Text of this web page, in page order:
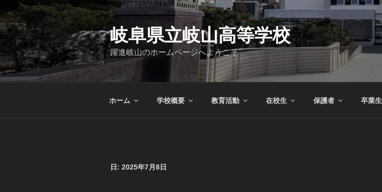
ン
テ
ン
ツ
へ
ス
岐阜県立岐山高等学校
躍進岐山のホームページへようこそ
ホーム 学校概要 教育活動 在校生 保護者 卒業生
日: 2025年7月8日